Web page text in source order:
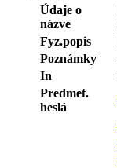
Údaje o
názve
Fyz.popis
Poznámky
In
Predmet.
heslá